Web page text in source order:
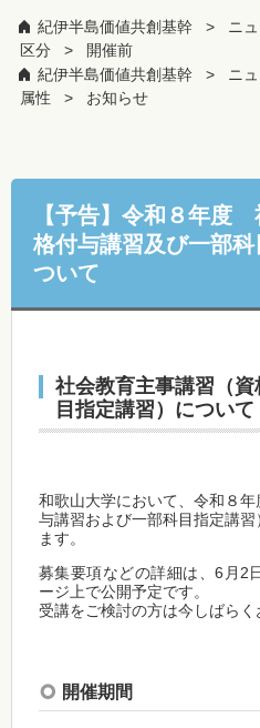
紀伊半島価値共創基幹
ニ
区分
開催前
紀伊半島価値共創基幹
ニ
属性
お知らせ
【予告】令和８年度
格付与講習及び一部
ついて
社会教育主事講習（
目指定講習）について
和歌山大学において、令和８
与講習および一部科目指定講
ます。
募集要項などの詳細は、6月2
ージ上で公開予定です。
受講をご検討の方は今しばらく
開催期間